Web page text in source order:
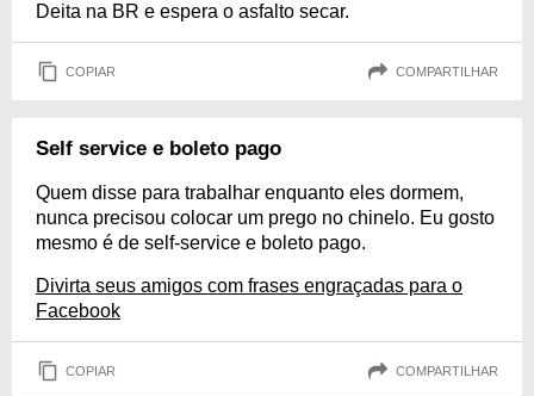
Deita na BR e espera o asfalto secar.
COPIAR COMPARTILHAR
Self service e boleto pago
Quem disse para trabalhar enquanto eles dormem,
nunca precisou colocar um prego no chinelo. Eu gosto
mesmo é de self-service e boleto pago.
Divirta seus amigos com frases engraçadas para o
Facebook
COPIAR COMPARTILHAR